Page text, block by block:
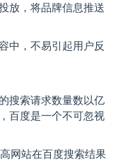
放，将品牌信息推送
中，不易引起用户反
搜索请求数量数以亿
百度是一个不可忽视
网站在百度搜索结果